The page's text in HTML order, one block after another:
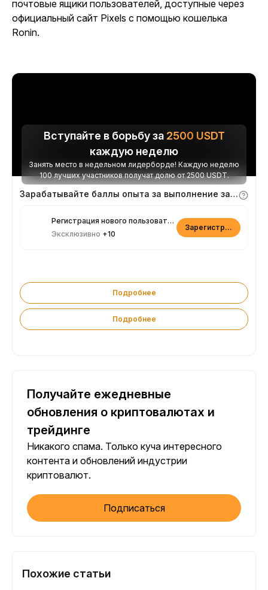
почтовые ящики пользователей, доступные через
официальный сайт Pixels с помощью кошелька
Ronin.
Вступайте в борьбу за 2500 USDT
каждую неделю
Занять место в недельном лидерборде! Каждую неделю
100 лучших участников получат долю от 2500 USDT.
Зарабатывайте баллы опыта за выполнение заданий
Регистрация нового пользователя
Эксклюзивно +10
Зарегистрироваться
Подробнее
Подробнее
Получайте ежедневные
обновления о криптовалютах и
трейдинге
Никакого спама. Только куча интересного
контента и обновлений индустрии
криптовалют.
Подписаться
Похожие статьи